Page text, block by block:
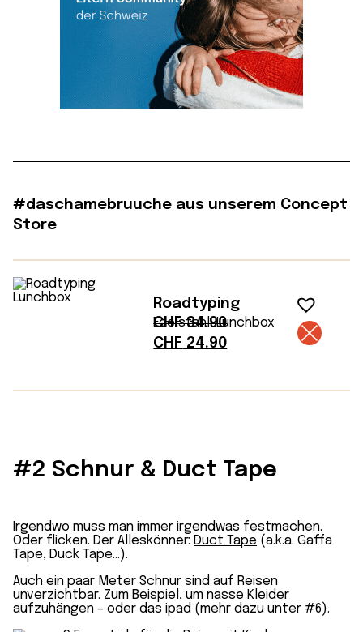
#daschamebruuche aus unserem Concept
Store
Roadtyping
Edelstahl-Lunchbox
CHF34.90
Ursprünglicher
CHF 24.90Aktueller
#2 Schnur & Duct Tape
Irgendwo muss man immer irgendwas festmachen.
Oder flicken. Der Alleskönner: Duct Tape (a.k.a. Gaffa
Tape, Duck Tape…).
Auch ein paar Meter Schnur sind auf Reisen
unverzichtbar. Zum Beispiel, um nasse Kleider
aufzuhängen – oder das ipad (mehr dazu unter #6).